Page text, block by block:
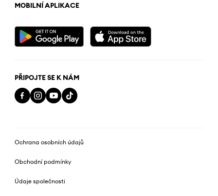
MOBILNÍ APLIKACE
PŘIPOJTE SE K NÁM
Ochrana osobních údajů
Obchodní podmínky
Údaje společnosti